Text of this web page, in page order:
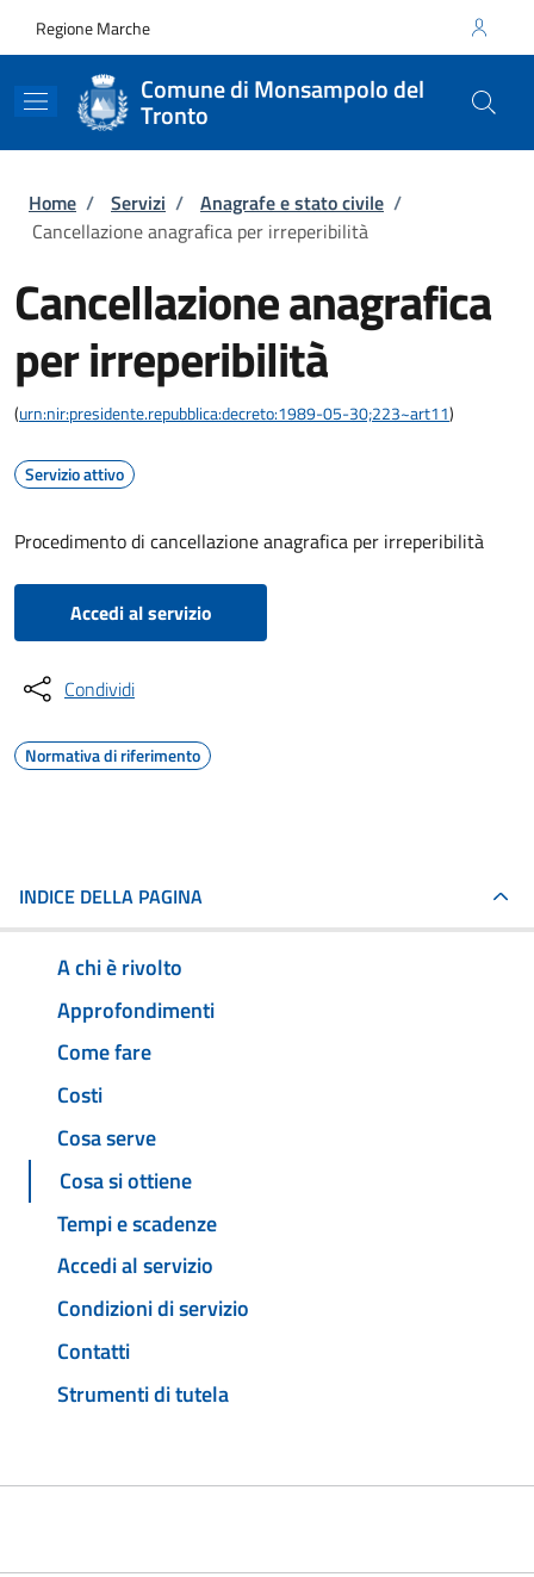
Regione Marche
Comune di Monsampolo del
Tronto
Briciole di pane
Home / Servizi / Anagrafe e stato civile /
Cancellazione anagrafica per irreperibilità
Cancellazione anagrafica
per irreperibilità
(urn:nir:presidente.repubblica:decreto:1989-05-30;223~art11)
Servizio attivo
Procedimento di cancellazione anagrafica per irreperibilità
Accedi al servizio
Condividi
Normativa di riferimento
INDICE DELLA PAGINA
A chi è rivolto
Approfondimenti
Come fare
Costi
Cosa serve
Cosa si ottiene
Tempi e scadenze
Accedi al servizio
Condizioni di servizio
Contatti
Strumenti di tutela